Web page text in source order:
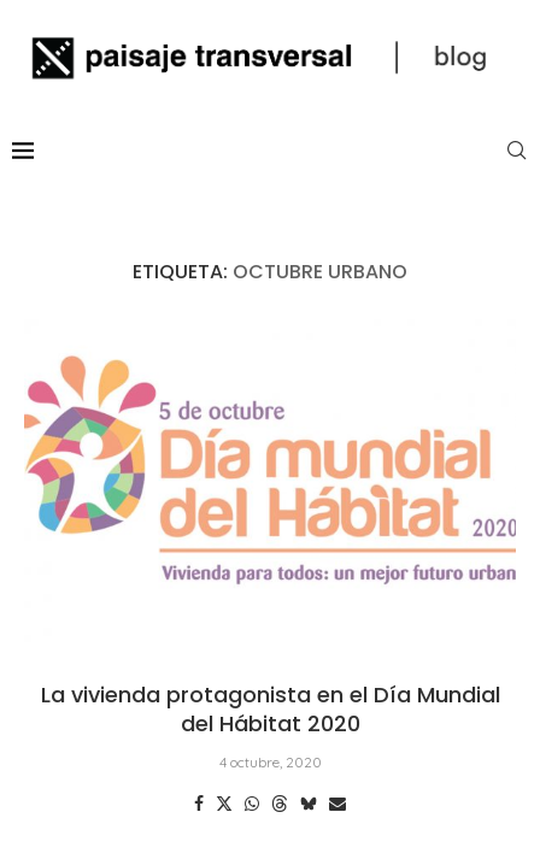
ETIQUETA: OCTUBRE URBANO
La vivienda protagonista en el Día Mundial
del Hábitat 2020
4 octubre, 2020